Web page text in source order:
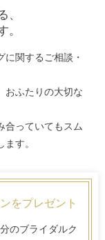
、
。
関するご相談・
おふたりの大切な
合っていてもスム
す。
をプレゼント
のブライダルク